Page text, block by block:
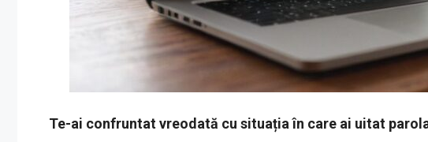
Te-ai confruntat vreodată cu situația în care ai uitat